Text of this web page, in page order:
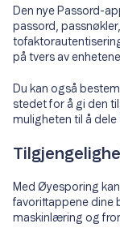
Den nye Passord-
passord,
på tvers av
Du kan også
stedet for å gi den
muligheten til å dele
Med Øyesporing
favorittappene dine
maskinlæring og